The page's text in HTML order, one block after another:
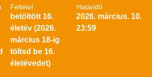
Feltétel
betöltött 16.
életév (2026.
március 18-ig
töltsd be 16.
életévedet)
Határidő
2026. március. 10.
23:59